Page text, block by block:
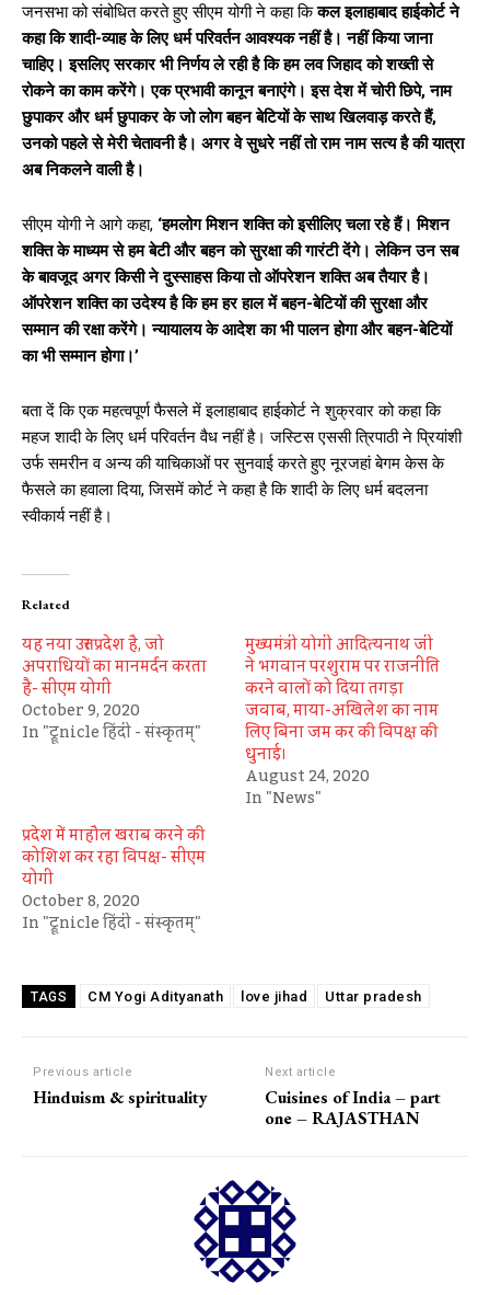
जनसभा को संबोधित करते हुए सीएम योगी ने कहा किकल इलाहाबाद हाईकोर्ट ने
कहा कि शादी-व्याह के लिए धर्म परिवर्तन आवश्यक नहीं है। नहीं किया जाना
चाहिए। इसलिए सरकार भी निर्णय ले रही है कि हम लव जिहाद को शख्ती से
रोकने का काम करेंगे। एक प्रभावी कानून बनाएंगे। इस देश में चोरी छिपे, नाम
छुपाकर और धर्म छुपाकर के जो लोग बहन बेटियों के साथ खिलवाड़ करते हैं,
उनको पहले से मेरी चेतावनी है। अगर वे सुधरे नहीं तो राम नाम सत्य है की यात्रा
अब निकलने वाली है।
सीएम योगी ने आगे कहा, ‘हमलोग मिशन शक्ति को इसीलिए चला रहे हैं। मिशन
शक्ति के माध्यम से हम बेटी और बहन को सुरक्षा की गारंटी देंगे। लेकिन उन सब
के बावजूद अगर किसी ने दुस्साहस किया तो ऑपरेशन शक्ति अब तैयार है।
ऑपरेशन शक्ति का उदेश्य है कि हम हर हाल में बहन-बेटियों की सुरक्षा और
सम्मान की रक्षा करेंगे। न्यायालय के आदेश का भी पालन होगा और बहन-बेटियों
का भी सम्मान होगा।’
बता दें कि एक महत्वपूर्ण फैसले में इलाहाबाद हाईकोर्ट ने शुक्रवार को कहा कि
महज शादी के लिए धर्म परिवर्तन वैध नहीं है। जस्टिस एससी त्रिपाठी ने प्रियांशी
उर्फ समरीन व अन्य की याचिकाओं पर सुनवाई करते हुए नूरजहां बेगम केस के
फैसले का हवाला दिया, जिसमें कोर्ट ने कहा है कि शादी के लिए धर्म बदलना
स्वीकार्य नहीं है।
Related
यह नया उत्तर प्रदेश है, जो
अपराधियों का मानमर्दन करता
है- सीएम योगी
October 9, 2020
In "ट्रूnicle हिंदी - संस्कृतम्"
मुख्यमंत्री योगी आदित्यनाथ जी
ने भगवान परशुराम पर राजनीति
करने वालों को दिया तगड़ा
जवाब, माया-अखिलेश का नाम
लिए बिना जम कर की विपक्ष की
धुनाई।
August 24, 2020
In "News"
प्रदेश में माहौल खराब करने की
कोशिश कर रहा विपक्ष- सीएम
योगी
October 8, 2020
In "ट्रूnicle हिंदी - संस्कृतम्"
TAGS CM Yogi Adityanath love jihad Uttar pradesh
Previous article
Hinduism & spirituality
Next article
Cuisines of India – part
one – RAJASTHAN